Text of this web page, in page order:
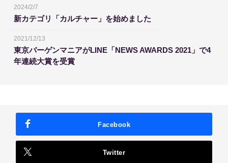
2024/2/7
新カテゴリ「カルチャー」を始めました
2021/12/13
東京バーゲンマニアがLINE「NEWS AWARDS 2021」で4
年連続大賞を受賞
Facebook
Twitter